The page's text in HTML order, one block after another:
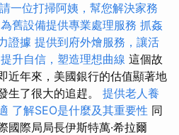
請一位打掃阿姨，幫您解決家務
舊設備提供專業處理服務 抓姦
證據 提供到府外燴服務，讓活
升自信，塑造理想曲線 這個故
近年來，美國銀行的估值顯著地
生了很大的追趕。 提供老人養
了解SEO是什麼及其重要性 同
國際局局長伊斯特萬·希拉爾